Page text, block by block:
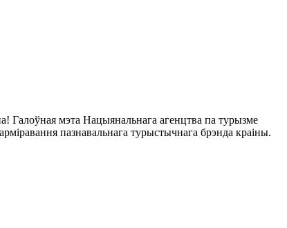
Галоўная мэта Нацыянальнага агенцтва па турызме
пазнавальнага турыстычнага брэнда краіны.